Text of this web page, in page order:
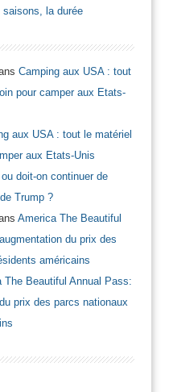
la durée
Camping aux USA : tout
pour camper aux Etats-
aux USA : tout le matériel
aux Etats-Unis
doit-on continuer de
Trump ?
America The Beautiful
du prix des
américains
The Beautiful Annual Pass:
prix des parcs nationaux